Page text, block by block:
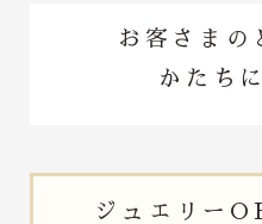
お客さまの
かたち
ジュエリー